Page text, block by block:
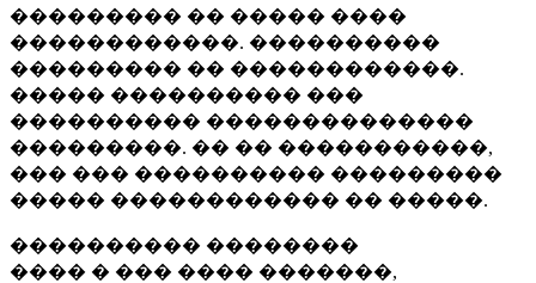
��������� �� ����� ����
������������. ����������
��������� �� ������������.
����� ���������� ���
���������� ��������������
���������. �� �� �����������,
��� ��� ���������� ���������
����� ������������ �� �����.
���������� ��������
���� � ��� ���� �������,